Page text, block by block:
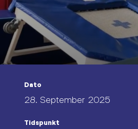
Dato
28. September 2025
Tidspunkt